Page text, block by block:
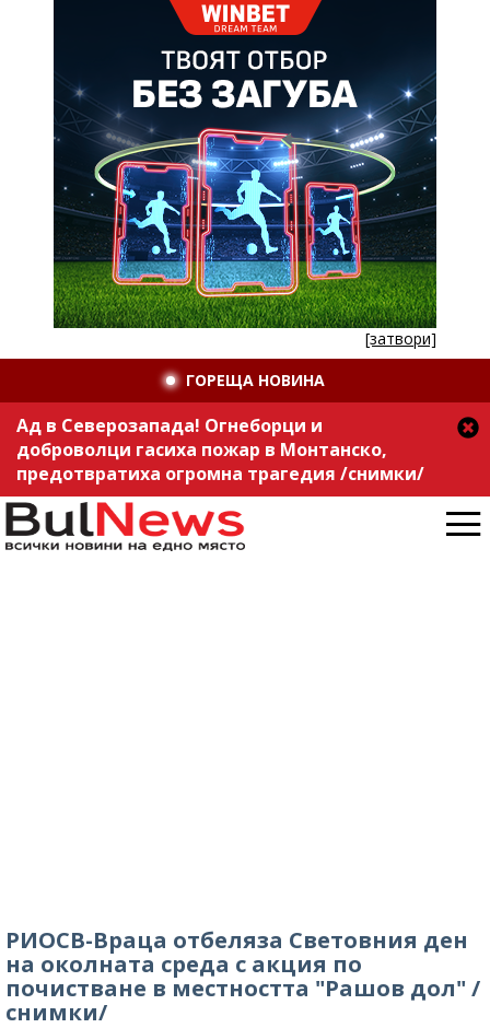
[затвори]
ГОРЕЩА НОВИНА
Ад в Северозапада! Огнеборци и
доброволци гасиха пожар в Монтанско,
предотвратиха огромна трагедия /снимки/
РИОСВ-Враца отбеляза Световния ден
на околната среда с акция по
почистване в местността "Рашов дол" /
снимки/